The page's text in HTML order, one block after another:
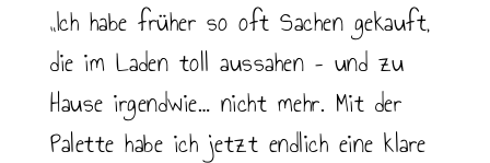
„Ich habe früher so oft Sachen gekauft,
die im Laden toll aussahen – und zu
Hause irgendwie… nicht mehr. Mit der
Palette habe ich jetzt endlich eine klare